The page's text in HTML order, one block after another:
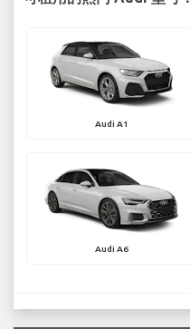
Audi A1
Audi A6